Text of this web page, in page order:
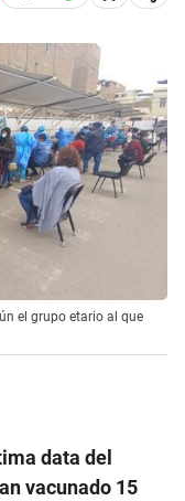
el grupo etario al que
data del
vacunado 15